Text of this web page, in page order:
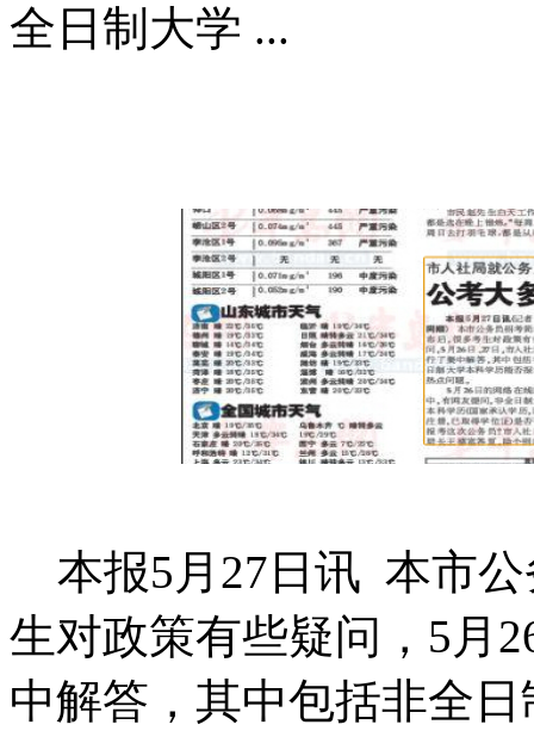
全日制大学 ...
本报5月27日讯 本市公
生对政策有些疑问，5月
中解答，其中包括非全